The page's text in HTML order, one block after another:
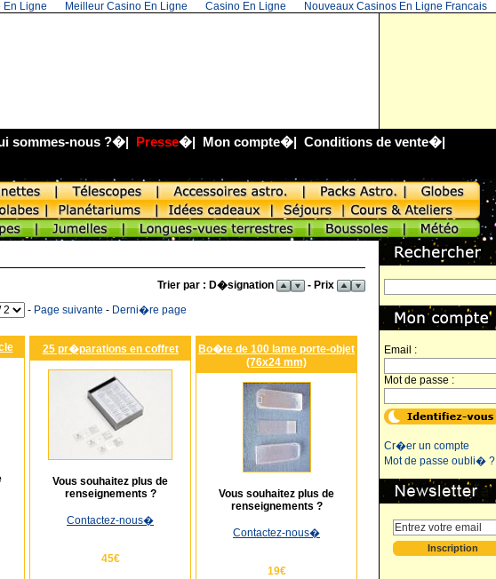
En Ligne Meilleur Casino En Ligne Casino En Ligne Nouveaux Casinos En Ligne Francais
sommes-nous ?�| Presse�| Mon compte�| Conditions de vente�|
Trier par : D�signation
- Prix
- Page suivante - Derni�re page
25 pr�parations en coffret
Vous souhaitez plus de
renseignements ?
Contactez-nous�
45€
Bo�te de 100 lame porte-objet
(76x24 mm)
Vous souhaitez plus de
renseignements ?
Contactez-nous�
19€
Email :
Mot de passe :
Cr�er un compte
Mot de passe oubli� ?